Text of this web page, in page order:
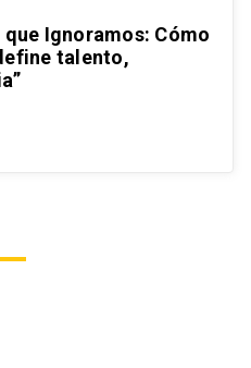
Ignoramos: Cómo
talento,